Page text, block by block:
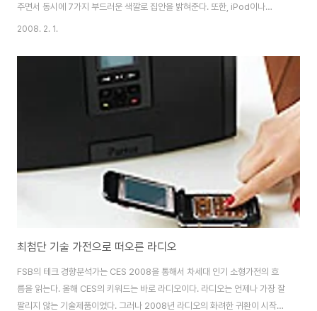
주면서 동시에 7가지 부드러운 색깔로 집안을 밝혀준다. 또한, iPod이나
MP3 플레이어에 연결하면 더 많은 음악 선택권을 누릴 수 있다. 가장 윗부분
각을 제외한 인체 감각 기관을 자극한다. 가격은 30달러이다. 출처 Dvice [아
로마] [예쁜인테리어소품] - menu] Aroma Oil Lamp 아로마 오일램프 [거
실/AV] - 향기를 내뿜는 카오루 디지털 디스플레이 [가 구] - 숙면을 돕는 아로
마 향 [예쁜인테리어소품] - AROMA CANDLE- 원형 퍼플 하트..
2008. 2. 1.
최첨단 기술 가전으로 떠오른 라디오
FSB의 테크 경향분석가는 CES 2008을 통해서 차세대 인기 소형가전의 흐
름을 읽는다. 올해 CES의 키워드는 바로 라디오이다. 라디오는 언제나 가장 잘
팔리지 않는 기술제품이었다. 그러나 2008년 라디오의 화려한 귀환이 시작될